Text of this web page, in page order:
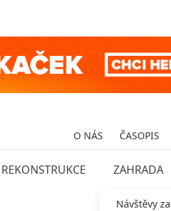
O NÁS ČASOPIS
REKONSTRUKCE ZAHRADA
Návštěvy